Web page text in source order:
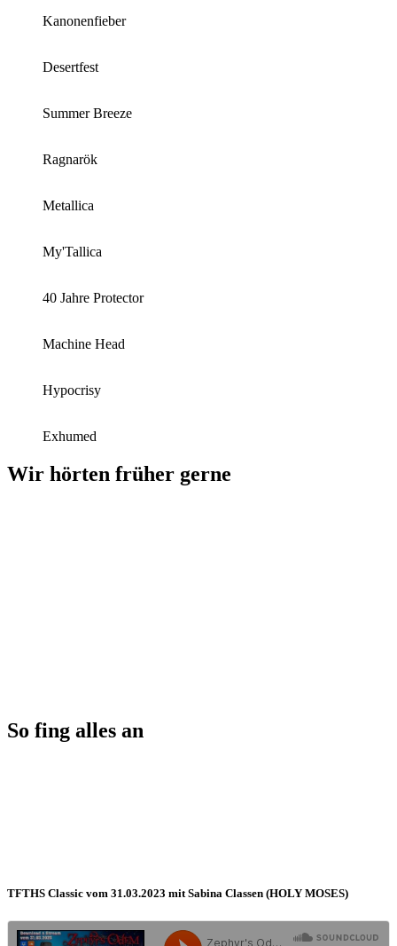
Kanonenfieber
Desertfest
Summer Breeze
Ragnarök
Metallica
My'Tallica
40 Jahre Protector
Machine Head
Hypocrisy
Exhumed
Wir hörten früher gerne
So fing alles an
TFTHS Classic vom 31.03.2023 mit Sabina Classen (HOLY MOSES)